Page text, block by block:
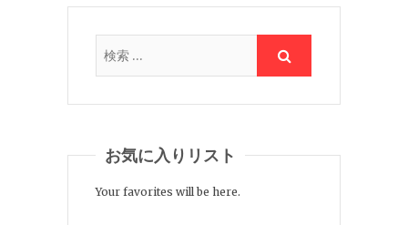
お気に入りリスト
Your favorites will be here.